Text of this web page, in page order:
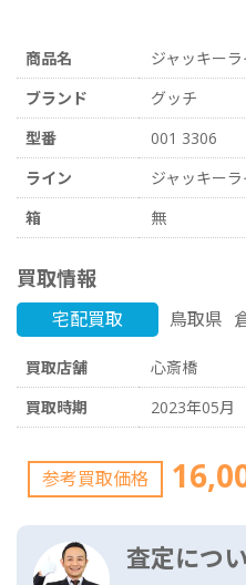
商品名
ジャッキー
ブランド
グッチ
型番
001 3306
ライン
ジャッキー
箱
無
買取情報
宅配買取 鳥取県
買取店舗
心斎橋
買取時期
2023年05月
参考買取価格
査定につ